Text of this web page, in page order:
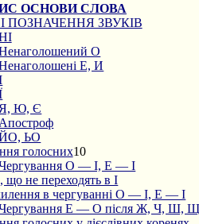
ОСНОВИ СЛОВА
ПОЗНАЧЕННЯ ЗВУКІВ
О
Е, И
Я, Ю, Є
ЙО, ЬО
голосних10
О — І, Е — І
не переходять в І
в чергуванні О — І, Е — І
Чергування Е — О після Ж, Ч, Ш,